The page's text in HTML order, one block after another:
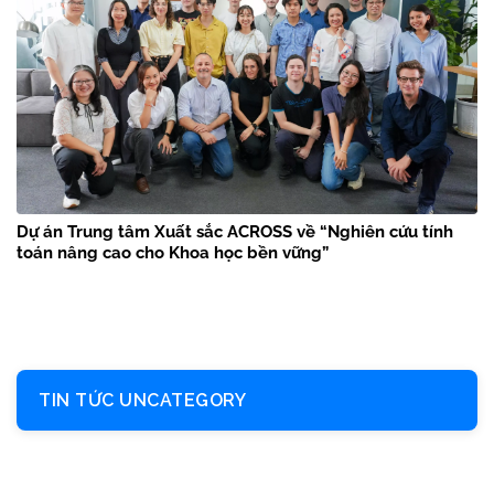
Dự án Trung tâm Xuất sắc ACROSS về “Nghiên cứu tính
toán nâng cao cho Khoa học bền vững”
TIN TỨC UNCATEGORY